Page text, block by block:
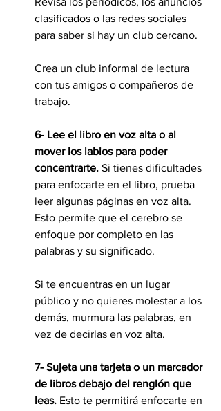
clasificados o las redes sociales
para saber si hay un club cercano.
Crea un club informal de lectura
con tus amigos o compañeros de
trabajo.
6- Lee el libro en voz alta o al
mover los labios para poder
concentrarte. Si tienes dificultades
para enfocarte en el libro, prueba
leer algunas páginas en voz alta.
Esto permite que el cerebro se
enfoque por completo en las
palabras y su significado.
Si te encuentras en un lugar
público y no quieres molestar a los
demás, murmura las palabras, en
vez de decirlas en voz alta.
7- Sujeta una tarjeta o un marcador
de libros debajo del renglón que
leas. Esto te permitirá enfocarte en